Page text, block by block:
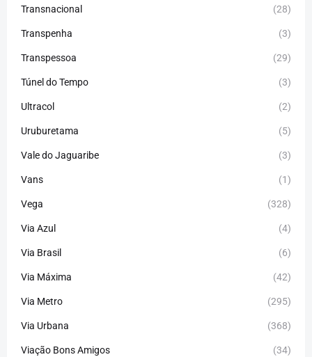
Transnacional (28)
Transpenha (3)
Transpessoa (29)
Túnel do Tempo (3)
Ultracol (2)
Uruburetama (5)
Vale do Jaguaribe (3)
Vans (1)
Vega (328)
Via Azul (4)
Via Brasil (6)
Via Máxima (42)
Via Metro (295)
Via Urbana (368)
Viação Bons Amigos (34)